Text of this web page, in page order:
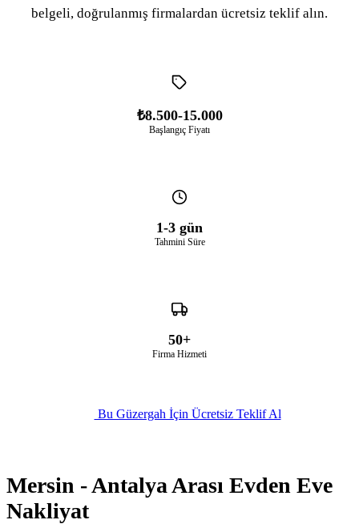
belgeli, doğrulanmış firmalardan ücretsiz teklif alın.
₺8.500-15.000
Başlangıç Fiyatı
1-3 gün
Tahmini Süre
50+
Firma Hizmeti
Bu Güzergah İçin Ücretsiz Teklif Al
Mersin - Antalya Arası Evden Eve
Nakliyat